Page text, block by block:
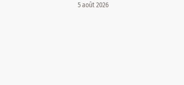
5 août 2026